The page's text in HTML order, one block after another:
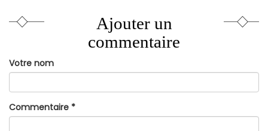
Ajouter un
commentaire
Votre nom
Commentaire *